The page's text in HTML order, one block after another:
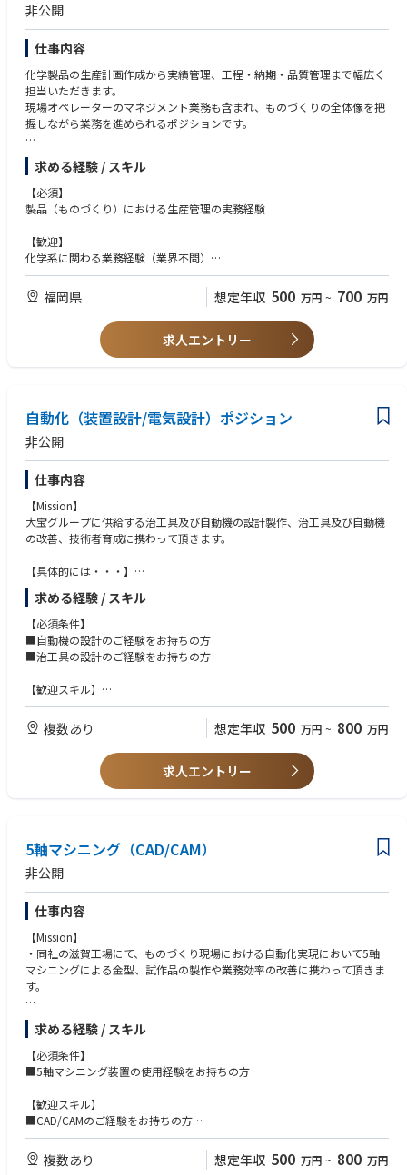
非公開
仕事内容
化学製品の生産計画作成から実績管理、工程・納期・品質管理まで幅広く
担当いただきます。
現場オペレーターのマネジメント業務も含まれ、ものづくりの全体像を把
握しながら業務を進められるポジションです。
【具体的には】
■生産計画の作成、生産実績の管理
■計画や実績の資料作成や会議への出席
■工程・納期・品質を管理
求める経験 / スキル
【必須】
製品（ものづくり）における生産管理の実務経験
【歓迎】
化学系に関わる業務経験（業界不問）
化学の知識・知見をお持ちの方
福岡県 想定年収 500 万円 ~ 700 万円
求人エントリー
自動化（装置設計/電気設計）ポジション
非公開
仕事内容
【Mission】
大宝グループに供給する治工具及び自動機の設計製作、治工具及び自動機
の改善、技術者育成に携わって頂きます。
【具体的には・・・】
ご経験に応じて、以下の業務に携わって頂きます。
■治工具の設計製作
■自動機の設計製作
■治工具及び自動機の改善
■PLC設計
■技術者の育成
※将来的に海外拠点に出張頂く可能性がございます。
求める経験 / スキル
【必須条件】
■自動機の設計のご経験をお持ちの方
■治工具の設計のご経験をお持ちの方
【歓迎スキル】
■PLCのご経験をお持ちの方
複数あり 想定年収 500 万円 ~ 800 万円
求人エントリー
5軸マシニング（CAD/CAM）
非公開
仕事内容
【Mission】
・同社の滋賀工場にて、ものづくり現場における自動化実現において5軸
マシニングによる金型、試作品の製作や業務効率の改善に携わって頂きま
す。
【具体的には・・・】
"■CADCAMを使用した加工、提案業務
製品の製造を行うため5軸マシニング装置にて、CADで作成された形状デ
ータをCAM機能でNCデータを作成します。この作成したNCデータ各種を
■試作加工（試作品の製作）と生産加工支援
品試作品の製作を行います。
（実際に機械を使用して一部加工業務を行ってもらう場合もあります）
求める経験 / スキル
【必須条件】
■5軸マシニング装置の使用経験をお持ちの方
【歓迎スキル】
■CAD/CAMのご経験をお持ちの方
■金属加工、樹脂成形の製造現場のご経験をお持ちの方
複数あり 想定年収 500 万円 ~ 800 万円